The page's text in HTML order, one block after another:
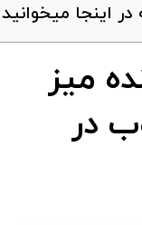
میز
در